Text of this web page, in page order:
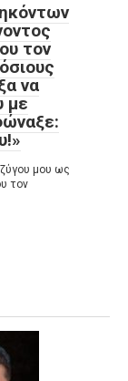
τον
να
με
μου ως
τον